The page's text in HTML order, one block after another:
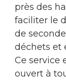
près des
faciliter le
de
déchets et
Ce service
ouvert à